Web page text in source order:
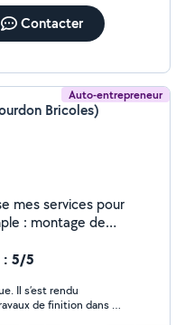
Contacter
Auto-entrepreneur
Bricoles)
: montage de
étagères ou
nettoyage après
pas le temps ou
: 5/5
Il s’est rendu
de finition dans un